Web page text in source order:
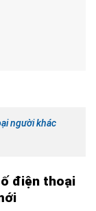
người khác
điện thoại